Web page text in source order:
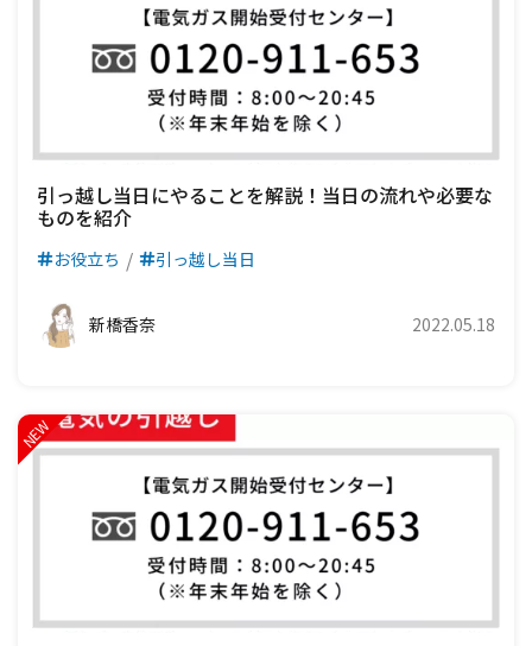
引っ越し当日にやることを解説！当日の流れや必要な
ものを紹介
お役立ち 引っ越し当日
新橋香奈 2022.05.18